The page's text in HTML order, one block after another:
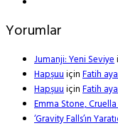
Yorumlar
Jumanji: Yeni Seviye
HapşuuiçinFatih
HapşuuiçinFatih
Emma Stone,
‘Gravity Falls’ın